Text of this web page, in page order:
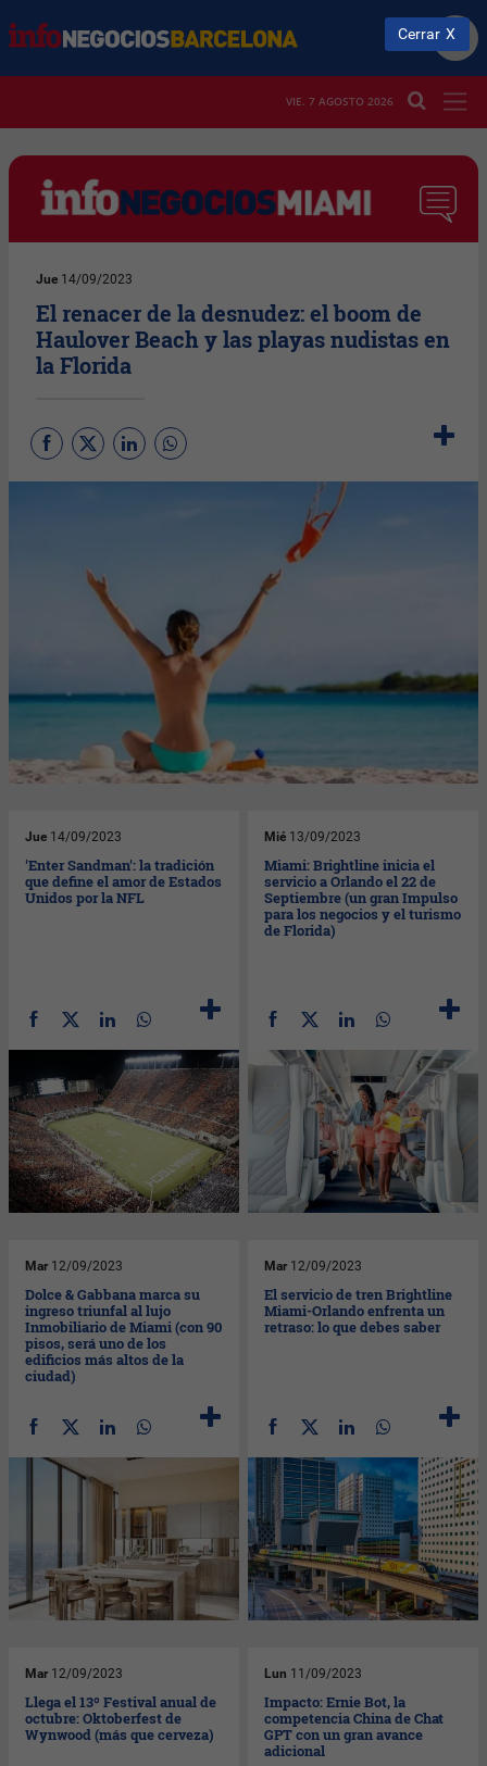
VIE. 7 AGOSTO 2026
Jue 14/09/2023
El renacer de la desnudez: el boom de
Haulover Beach y las playas nudistas en
la Florida
Jue 14/09/2023
'Enter Sandman': la tradición
que define el amor de Estados
Unidos por la NFL
Mié 13/09/2023
Miami: Brightline inicia el
servicio a Orlando el 22 de
Septiembre (un gran Impulso
para los negocios y el turismo
de Florida)
Mar 12/09/2023
Dolce & Gabbana marca su
ingreso triunfal al lujo
Inmobiliario de Miami (con 90
pisos, será uno de los
edificios más altos de la
ciudad)
Mar 12/09/2023
El servicio de tren Brightline
Miami-Orlando enfrenta un
retraso: lo que debes saber
Mar 12/09/2023
Llega el 13º Festival anual de
octubre: Oktoberfest de
Wynwood (más que cerveza)
Lun 11/09/2023
Impacto: Ernie Bot, la
competencia China de Chat
GPT con un gran avance
adicional
Cerrar